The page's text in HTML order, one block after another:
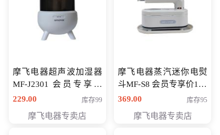
摩飞电器超声波加湿器
MF-J2301 会员专享价
168元
229.00 库存99
摩飞电器专卖店
摩飞电器蒸汽迷你电熨
斗MF-S8 会员专享价168
元
369.00 库存95
摩飞电器专卖店